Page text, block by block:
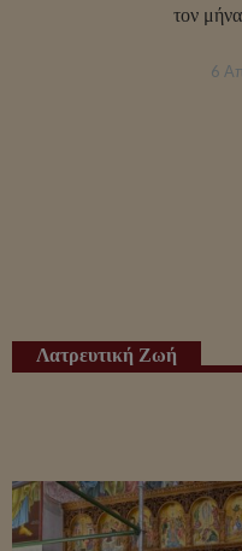
τον
6
Λατρευτική Ζωή​